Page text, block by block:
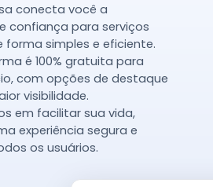
conecta você a
confiança para serviços
simples e eficiente.
é 100% gratuita para
com opções de destaque
visibilidade.
em facilitar sua vida,
experiência segura e
os usuários.